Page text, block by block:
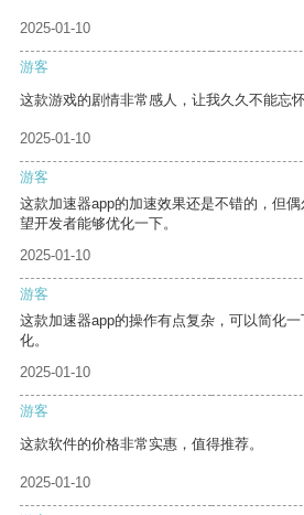
2025-01-10
游客
这款游戏的剧情非常感人，让我久久不能忘怀
2025-01-10
游客
这款加速器app的加速效果还是不错的，但
望开发者能够优化一下。
2025-01-10
游客
这款加速器app的操作有点复杂，可以简化
化。
2025-01-10
游客
这款软件的价格非常实惠，值得推荐。
2025-01-10